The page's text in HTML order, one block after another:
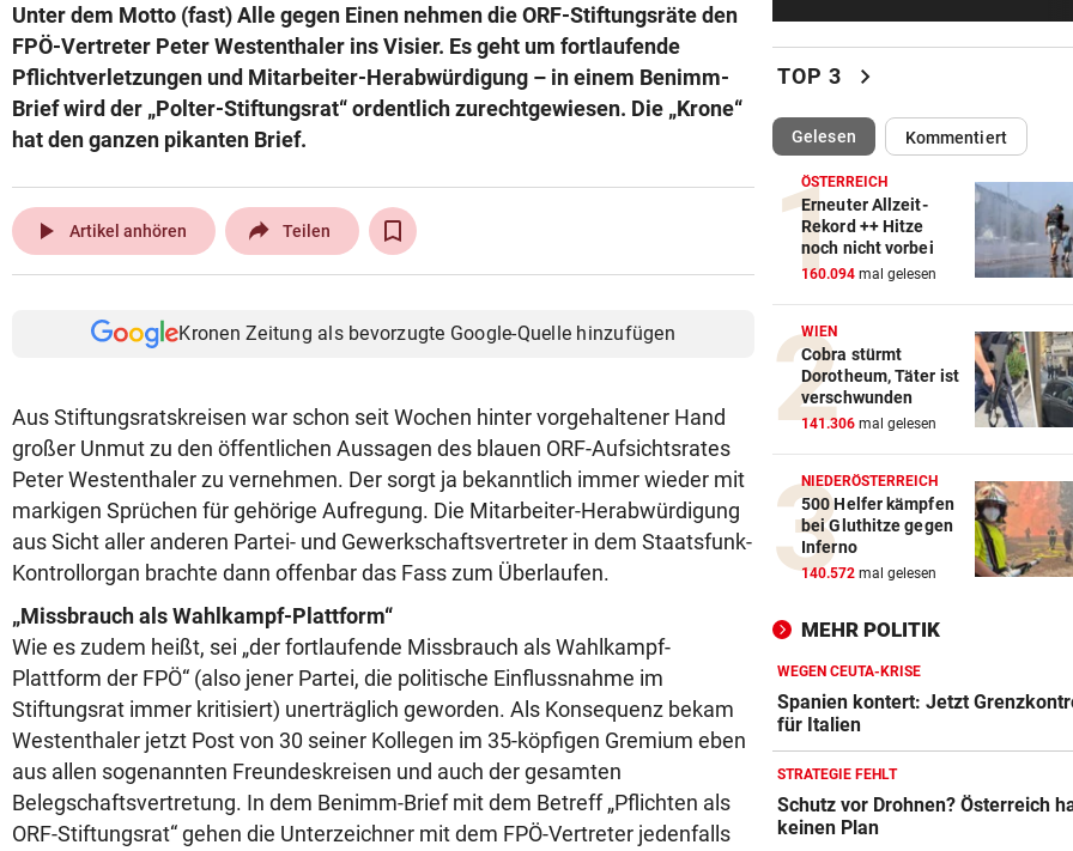
Unter dem Motto (fast) Alle gegen Einen nehmen die ORF-Stiftungsräte den
FPÖ-Vertreter Peter Westenthaler ins Visier. Es geht um fortlaufende
Pflichtverletzungen und Mitarbeiter-Herabwürdigung – in einem Benimm-
Brief wird der „Polter-Stiftungsrat“ ordentlich zurechtgewiesen. Die „Krone“
hat den ganzen pikanten Brief.
play_arrow Artikel anhören Teilen
Kronen Zeitung als bevorzugte Google-Quelle hinzufügen
Aus Stiftungsratskreisen war schon seit Wochen hinter vorgehaltener Hand
großer Unmut zu den öffentlichen Aussagen des blauen ORF-Aufsichtsrates
Peter Westenthaler zu vernehmen. Der sorgt ja bekanntlich immer wieder mit
markigen Sprüchen für gehörige Aufregung. Die Mitarbeiter-Herabwürdigung
aus Sicht aller anderen Partei- und Gewerkschaftsvertreter in dem Staatsfunk-
Kontrollorgan brachte dann offenbar das Fass zum Überlaufen.
„Missbrauch als Wahlkampf-Plattform“
Wie es zudem heißt, sei „der fortlaufende Missbrauch als Wahlkampf-
Plattform der FPÖ“ (also jener Partei, die politische Einflussnahme im
Stiftungsrat immer kritisiert) unerträglich geworden. Als Konsequenz bekam
Westenthaler jetzt Post von 30 seiner Kollegen im 35-köpfigen Gremium eben
aus allen sogenannten Freundeskreisen und auch der gesamten
Belegschaftsvertretung. In dem Benimm-Brief mit dem Betreff „Pflichten als
ORF-Stiftungsrat“ gehen die Unterzeichner mit dem FPÖ-Vertreter jedenfalls
Montenegro 0:3!
UNTER EINER BEDINGUNG
Häfen stoppen
2. LIGA – 2. RUNDE
3:0! Absteiger BW Linz
Wacker Innsbruck ab
Hinterseer über VAR: „Ist ein
absoluter Skandal!“
WEGEN CEUTA-KRISE
Spanien kontert: Jetzt
Grenzkontrollen für Italien
SONNTAG NOCH IM KASTEN
Klubs aus Holland und
locken WAC-Goalie
BEI BARESI-ABSCHIED
mit Mallet-Finger
KIND UND PARTNER TOT
Traktor-Unglück: Mutter
meldet sich zu Wort
STRATEGIE FEHLT
TOP 3 chevron_right
Gelesen(ausgewählt)Kommentiert
ÖSTERREICH
Erneuter Allzeit-
Rekord ++ Hitze
noch nicht vorbei
160.094 mal gelesen
WIEN
Cobra stürmt
Dorotheum, Täter ist
verschwunden
141.306 mal gelesen
NIEDERÖSTERREICH
500 Helfer kämpfen
bei Gluthitze gegen
Inferno
140.572 mal gelesen
MEHR POLITIK
WEGEN CEUTA-KRISE
Spanien kontert: Jetzt
für Italien
STRATEGIE FEHLT
Schutz vor Drohnen? Österreich
keinen Plan